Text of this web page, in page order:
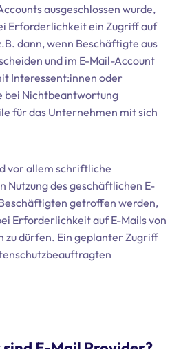
ausgeschlossen wurde,
Erforderlichkeit ein Zugriff auf
dann, wenn Beschäftigte aus
und im E-Mail-Account
Interessent:innen oder
bei Nichtbeantwortung
für das Unternehmen mit sich
vor allem schriftliche
Nutzung des geschäftlichen E-
getroffen werden,
Erforderlichkeit auf E-Mails von
zu dürfen. Ein geplanter Zugriff